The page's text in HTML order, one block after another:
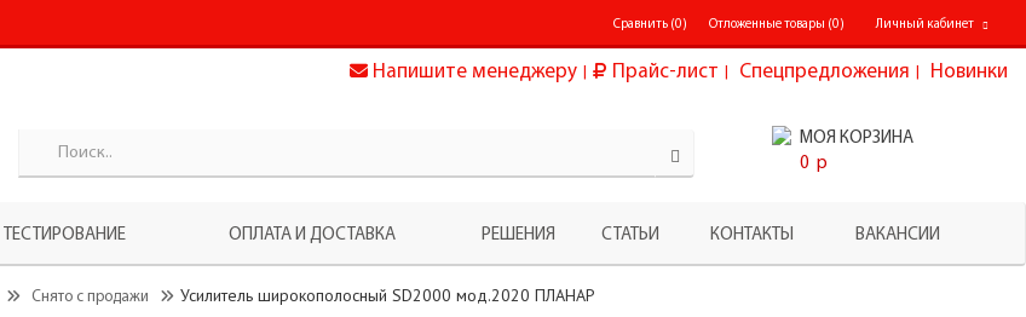
Личный кабинет
Отложенные товары (0)
Сравнить (0)
Напишите менеджеру Прайс-лист Спецпредложения Новинки
МОЯ КОРЗИНА
0 p
ТЕСТИРОВАНИЕ ОПЛАТА И ДОСТАВКА РЕШЕНИЯ СТАТЬИ КОНТАКТЫ ВАКАНСИИ
Снято с продажи Усилитель широкополосный SD2000 мод.2020 ПЛАНАР